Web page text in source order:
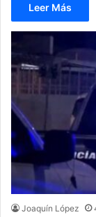
Leer Más
Joaquín López